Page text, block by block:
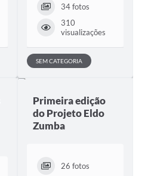
34 fotos
310
visualizações
SEM CATEGORIA
Primeira edição
do Projeto Eldo
Zumba
26 fotos